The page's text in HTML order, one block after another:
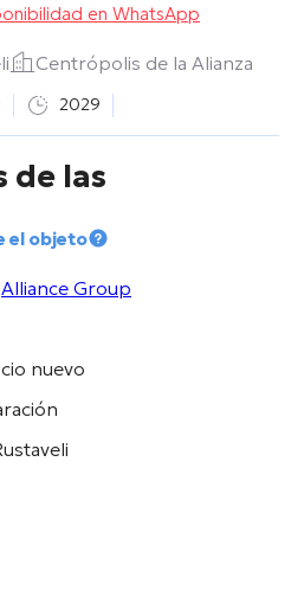
en WhatsApp
Centrópolis de la Alianza
2029
de las
el objeto
Alliance Group
nuevo